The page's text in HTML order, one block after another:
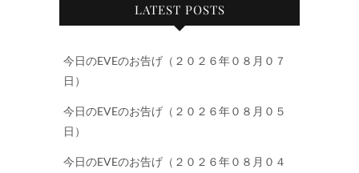
LATEST POSTS
今日のEVEのお告げ（２０２６年０８月０７
日）
今日のEVEのお告げ（２０２６年０８月０５
日）
今日のEVEのお告げ（２０２６年０８月０４